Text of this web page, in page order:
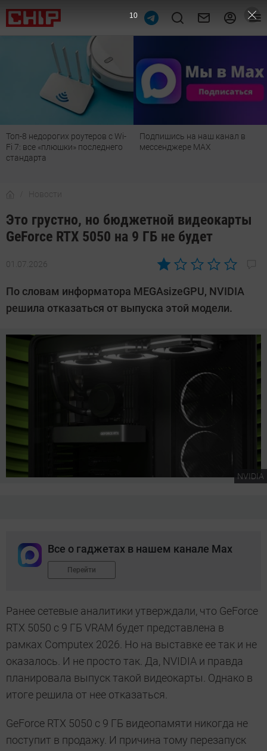
Топ-8 недорогих роутеров с Wi-
Fi 7: все «плюшки» последнего
стандарта
Подпишись на наш канал в
мессенджере МАХ
Новости
Это грустно, но бюджетной видеокарты
GeForce RTX 5050 на 9 ГБ не будет
01.07.2026
Автор:
Калашников
По словам информатора MEGAsizeGPU, NVIDIA
решила отказаться от выпуска этой модели.
NVIDIA
Все о гаджетах в нашем канале Max
Перейти
Ранее сетевые аналитики утверждали, что GeForce
RTX 5050 с 9 ГБ VRAM будет представлена в
рамках Computex 2026. Но на выставке ее так и не
оказалось. И не просто так. Да, NVIDIA и правда
планировала выпуск такой видеокарты. Однако в
итоге решила от нее отказаться.
GeForce RTX 5050 с 9 ГБ видеопамяти никогда не
поступит в продажу. И причина тому перезапуск
9